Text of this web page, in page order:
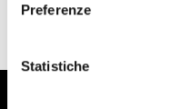
Preferenze
Statistiche